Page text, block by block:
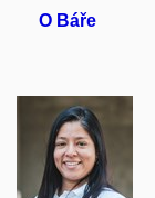
O Báře